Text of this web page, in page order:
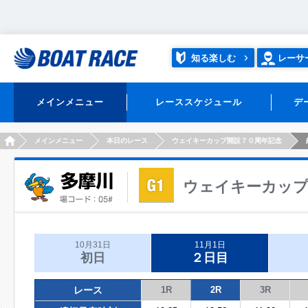
知る楽しむ レーサ
メインメニュー レーススケジュール デ
HOMEメインメニュー 本日のレース ウェイキーカップ開設７０周年記念
ウェイキーカッ
10月31日
初日
11月1日
２日目
レース 1R 2R 3R